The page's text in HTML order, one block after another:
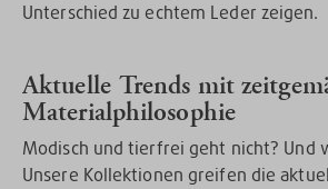
Unterschied zu echtem Leder zeigen.
Aktuelle Trends mit
Materialphilosophie
Modisch und tierfrei geht nicht? Und
Unsere Kollektionen greifen die